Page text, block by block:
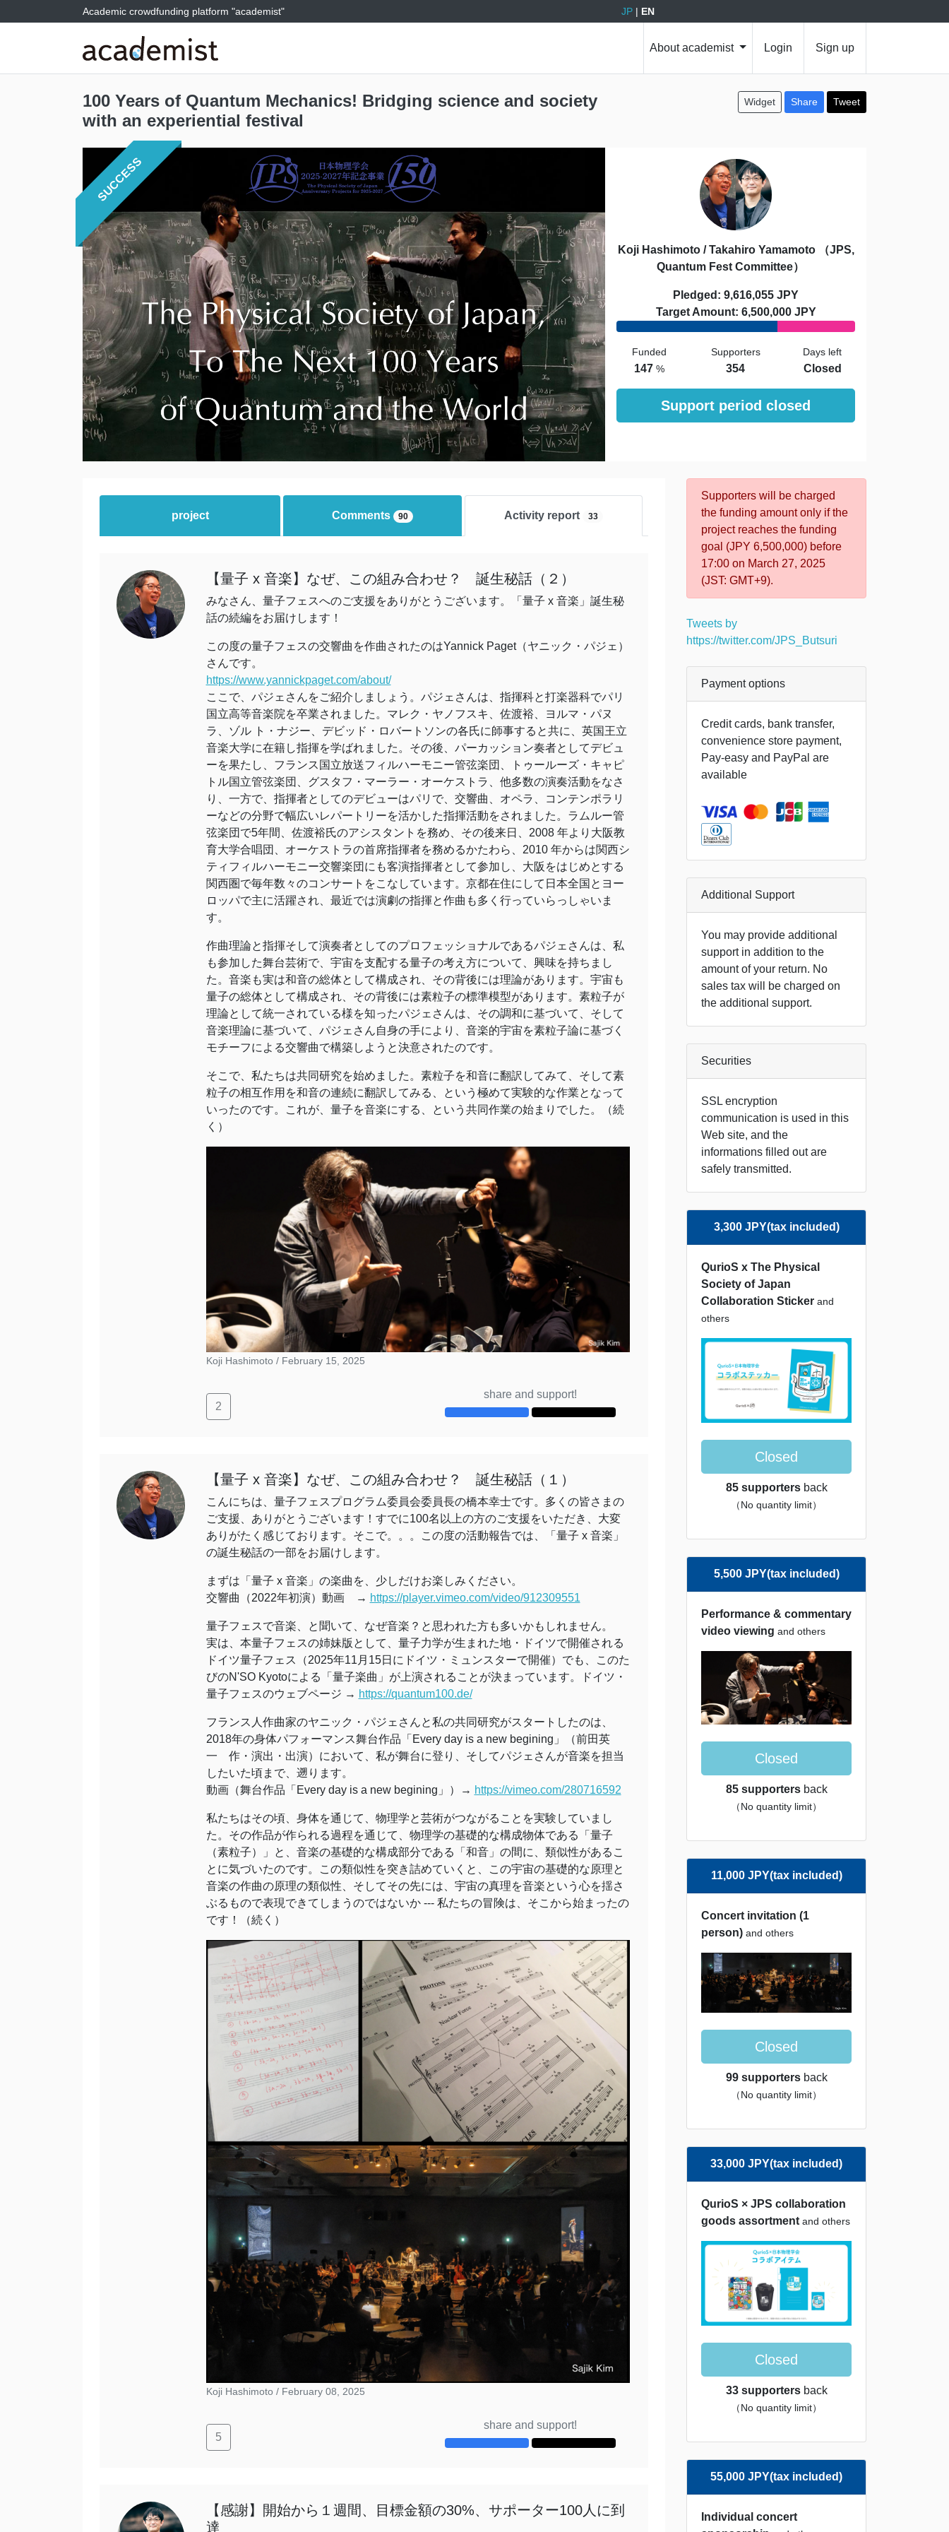
Academic crowdfunding platform "academist" JP| EN
About academist Login Sign up
100 Years of Quantum Mechanics! Bridging science and society
with an experiential festival
Widget Share Tweet
SUCCESS
Koji Hashimoto / Takahiro Yamamoto （JPS,
Quantum Fest Committee）
Pledged: 9,616,055 JPY
Target Amount: 6,500,000 JPY
Funded
147 %
Supporters
354
Days left
Closed
Support period closed
project Comments 90 Activity report 33
【量子 x 音楽】なぜ、この組み合わせ？ 誕生秘話（２）
みなさん、量子フェスへのご支援をありがとうございます。「量子 x 音楽」誕生秘
話の続編をお届けします！
この度の量子フェスの交響曲を作曲されたのはYannick Paget（ヤニック・パジェ）
さんです。
https://www.yannickpaget.com/about/
ここで、パジェさんをご紹介しましょう。パジェさんは、指揮科と打楽器科でパリ
国立高等音楽院を卒業されました。マレク・ヤノフスキ、佐渡裕、ヨルマ・パヌ
ラ、ゾル ト・ナジー、デビッド・ロバートソンの各氏に師事すると共に、英国王立
音楽大学に在籍し指揮を学ばれました。その後、パーカッション奏者としてデビュ
ーを果たし、フランス国立放送フィルハーモニー管弦楽団、トゥールーズ・キャピ
トル国立管弦楽団、グスタフ・マーラー・オーケストラ、他多数の演奏活動をなさ
り、一方で、指揮者としてのデビューはパリで、交響曲、オペラ、コンテンポラリ
ーなどの分野で幅広いレパートリーを活かした指揮活動をされました。ラムルー管
弦楽団で5年間、佐渡裕氏のアシスタントを務め、その後来日、2008 年より大阪教
育大学合唱団、オーケストラの首席指揮者を務めるかたわら、2010 年からは関西シ
ティフィルハーモニー交響楽団にも客演指揮者として参加し、大阪をはじめとする
関西圏で毎年数々のコンサートをこなしています。京都在住にして日本全国とヨー
ロッパで主に活躍され、最近では演劇の指揮と作曲も多く行っていらっしゃいま
す。
作曲理論と指揮そして演奏者としてのプロフェッショナルであるパジェさんは、私
も参加した舞台芸術で、宇宙を支配する量子の考え方について、興味を持ちまし
た。音楽も実は和音の総体として構成され、その背後には理論があります。宇宙も
量子の総体として構成され、その背後には素粒子の標準模型があります。素粒子が
理論として統一されている様を知ったパジェさんは、その調和に基づいて、そして
音楽理論に基づいて、パジェさん自身の手により、音楽的宇宙を素粒子論に基づく
モチーフによる交響曲で構築しようと決意されたのです。
そこで、私たちは共同研究を始めました。素粒子を和音に翻訳してみて、そして素
粒子の相互作用を和音の連続に翻訳してみる、という極めて実験的な作業となって
いったのです。これが、量子を音楽にする、という共同作業の始まりでした。（続
く）
Koji Hashimoto / February 15, 2025
2
share and support!
【量子 x 音楽】なぜ、この組み合わせ？ 誕生秘話（１）
こんにちは、量子フェスプログラム委員会委員長の橋本幸士です。多くの皆さまの
ご支援、ありがとうございます！すでに100名以上の方のご支援をいただき、大変
ありがたく感じております。そこで。。。この度の活動報告では、「量子 x 音楽」
の誕生秘話の一部をお届けします。
まずは「量子 x 音楽」の楽曲を、少しだけお楽しみください。
交響曲（2022年初演）動画 → https://player.vimeo.com/video/912309551
量子フェスで音楽、と聞いて、なぜ音楽？と思われた方も多いかもしれません。
実は、本量子フェスの姉妹版として、量子力学が生まれた地・ドイツで開催される
ドイツ量子フェス（2025年11月15日にドイツ・ミュンスターで開催）でも、このた
びのN'SO Kyotoによる「量子楽曲」が上演されることが決まっています。ドイツ・
量子フェスのウェブページ → https://quantum100.de/
フランス人作曲家のヤニック・パジェさんと私の共同研究がスタートしたのは、
2018年の身体パフォーマンス舞台作品「Every day is a new begining」（前田英
一 作・演出・出演）において、私が舞台に登り、そしてパジェさんが音楽を担当
したいた頃まで、遡ります。
動画（舞台作品「Every day is a new begining」）→ https://vimeo.com/280716592
私たちはその頃、身体を通じて、物理学と芸術がつながることを実験していまし
た。その作品が作られる過程を通じて、物理学の基礎的な構成物体である「量子
（素粒子）」と、音楽の基礎的な構成部分である「和音」の間に、類似性があるこ
とに気づいたのです。この類似性を突き詰めていくと、この宇宙の基礎的な原理と
音楽の作曲の原理の類似性、そしてその先には、宇宙の真理を音楽という心を揺さ
ぶるもので表現できてしまうのではないか --- 私たちの冒険は、そこから始まったの
です！（続く）
Koji Hashimoto / February 08, 2025
5
share and support!
【感謝】開始から１週間、目標金額の30%、サポーター100人に到
達
Supporters will be charged
the funding amount only if the
project reaches the funding
goal (JPY 6,500,000) before
17:00 on March 27, 2025
(JST: GMT+9).
Tweets by
https://twitter.com/JPS_Butsuri
Payment options
Credit cards, bank transfer,
convenience store payment,
Pay-easy and PayPal are
available
Additional Support
You may provide additional
support in addition to the
amount of your return. No
sales tax will be charged on
the additional support.
Securities
SSL encryption
communication is used in this
Web site, and the
informations filled out are
safely transmitted.
3,300 JPY(tax included)
QurioS x The Physical
Society of Japan
Collaboration Sticker and
others
Closed
85 supporters back
（No quantity limit）
5,500 JPY(tax included)
Performance & commentary
video viewing and others
Closed
85 supporters back
（No quantity limit）
11,000 JPY(tax included)
Concert invitation (1
person) and others
Closed
99 supporters back
（No quantity limit）
33,000 JPY(tax included)
QurioS × JPS collaboration
goods assortment and others
Closed
33 supporters back
（No quantity limit）
55,000 JPY(tax included)
Individual concert